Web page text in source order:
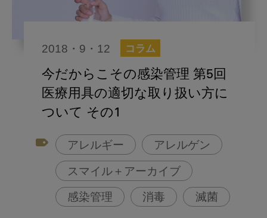
2018・9・12 コラム
今だからこその感染管理 第5回
医療用具の適切な取り扱い方に
ついて その1
アレルギー アレルゲン
スマイル＋アーカイブ
感染管理 消毒 滅菌